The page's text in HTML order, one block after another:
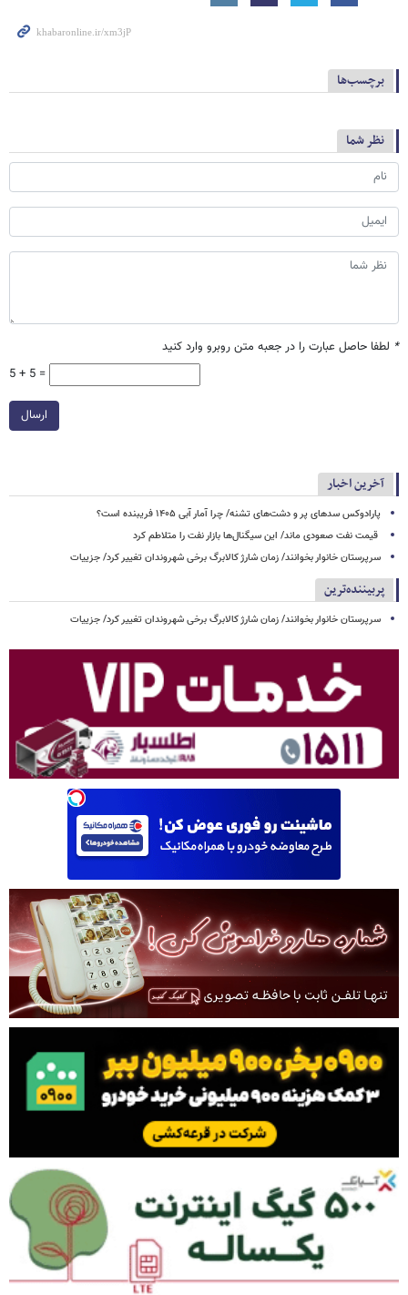
برچسب‌ها
نظر شما
* لطفا حاصل عبارت را در جعبه متن روبرو وارد کنید
5 + 5 =
ارسال
آخرین اخبار
پارادوکس سدهای پر و دشت‌های تشنه/ چرا آمار آبی ۱۴۰۵ فریبنده است؟
قیمت نفت صعودی ماند/ این سیگنال‌ها بازار نفت را متلاطم کرد
سرپرستان خانوار بخوانند/ زمان شارژ کالابرگ برخی شهروندان تغییر کرد/ جزییات
پربیننده‌ترین
سرپرستان خانوار بخوانند/ زمان شارژ کالابرگ برخی شهروندان تغییر کرد/ جزییات